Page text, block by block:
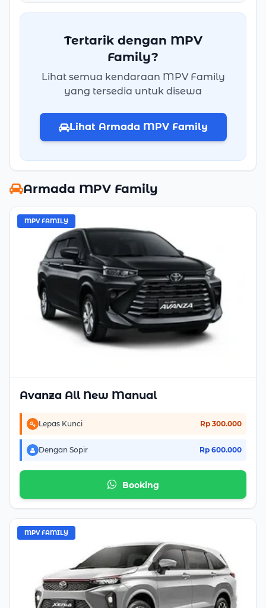
Tertarik dengan MPV
Family?
Lihat semua kendaraan MPV Family
yang tersedia untuk disewa
Lihat Armada MPV Family
Armada MPV Family
MPV FAMILY
Avanza All New Manual
Lepas Kunci Rp 300.000
Dengan Sopir Rp 600.000
Booking
MPV FAMILY